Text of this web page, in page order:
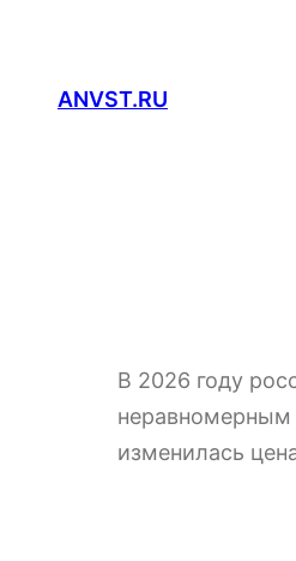
содержимому
ANVST.RU
В 2026 году
неравномерным
изменилась